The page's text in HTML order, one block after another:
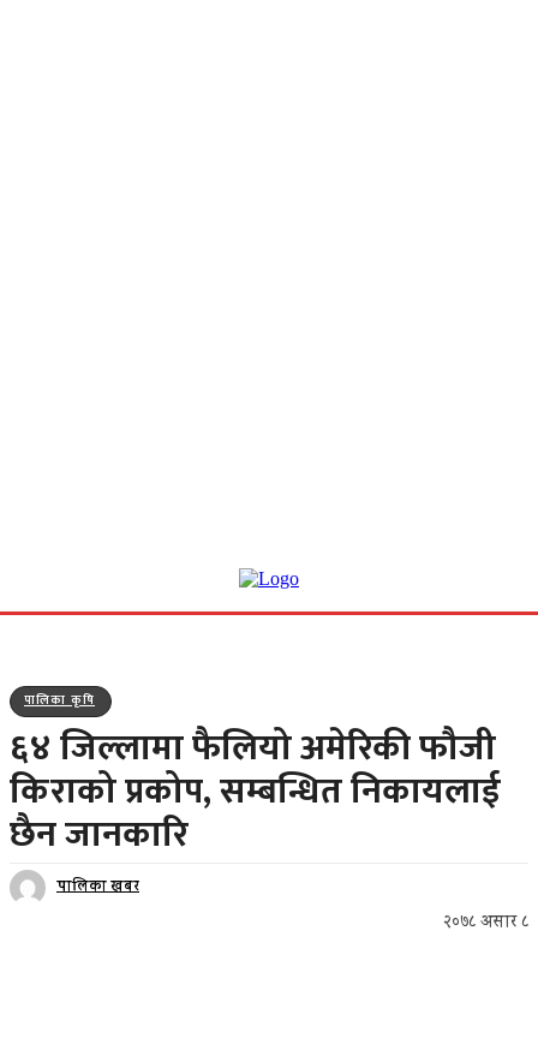
पालिका कृषि
६४ जिल्लामा फैलियो अमेरिकी फौजी
किराको प्रकोप, सम्बन्धित निकायलाई
छैन जानकारि
पालिका खबर
२०७८ असार ८